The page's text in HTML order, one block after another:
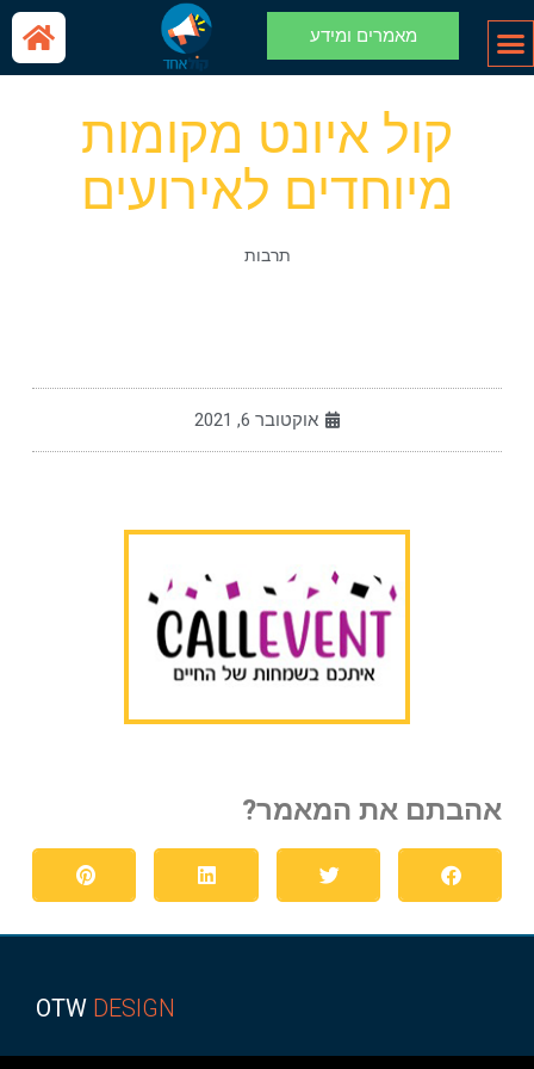
מאמרים ומידע
קול איונט מקומות
מיוחדים לאירועים
תרבות
אוקטובר 6, 2021
אהבתם את המאמר?
OTW DESIGN